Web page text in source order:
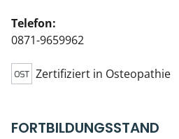
Telefon:
0871-9659962
Zertifiziert in Osteopathie
FORTBILDUNGSSTAND
Live Online-Kurse
Postgraduate- & Spezialkurse